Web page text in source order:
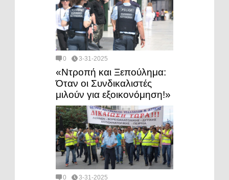
0 3-31-2025
«Ντροπή και Ξεπούλημα:
Όταν οι Συνδικαλιστές
μιλούν για εξοικονόμηση!»
0 3-31-2025